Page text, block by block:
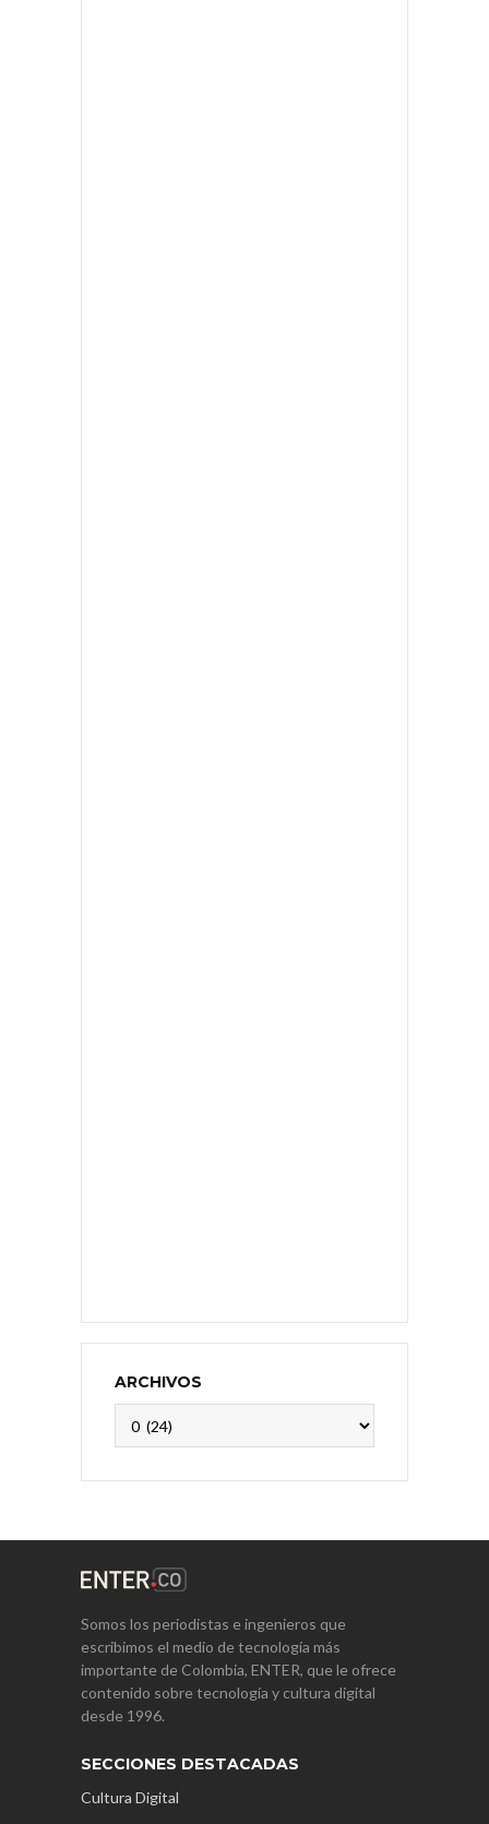
ARCHIVOS
Somos los periodistas e ingenieros que
escribimos el medio de tecnología más
importante de Colombia, ENTER, que le ofrece
contenido sobre tecnología y cultura digital
desde 1996.
SECCIONES DESTACADAS
Cultura Digital